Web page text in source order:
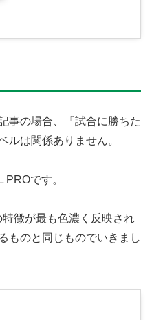
事の場合、『試合に勝ちた
ルは関係ありません。
です。
徴が最も色濃く反映され
ものと同じものでいきまし